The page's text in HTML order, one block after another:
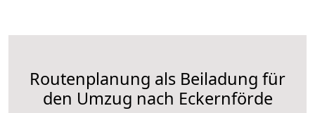
Routenplanung als Beiladung für
den Umzug nach Eckernförde